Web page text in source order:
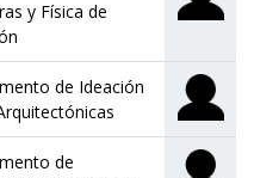
y Física de
de Ideación
de